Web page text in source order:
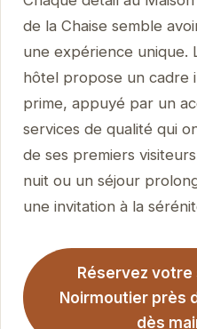
de la Chaise semble
une expérience unique.
hôtel propose un cadre
prime, appuyé par un
services de qualité qui
de ses premiers
nuit ou un séjour
une invitation à la
Réservez votre
Noirmoutier près
dès